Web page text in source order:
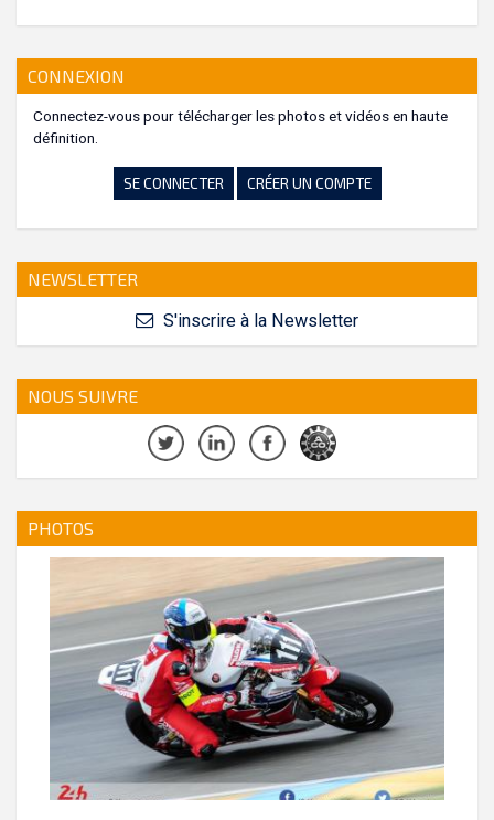
CONNEXION
Connectez-vous pour télécharger les photos et vidéos en haute
définition.
SE CONNECTER CRÉER UN COMPTE
NEWSLETTER
S'inscrire à la Newsletter
NOUS SUIVRE
PHOTOS